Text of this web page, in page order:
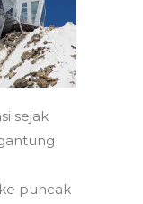
sejak
puncak